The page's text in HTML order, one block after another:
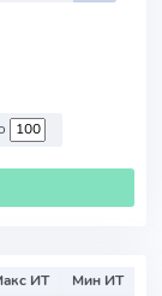
ИТ
Мин ИТ